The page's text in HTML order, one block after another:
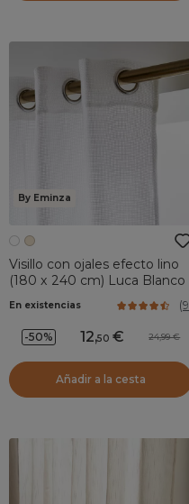
By Eminza
Visillo con ojales efecto lino
(180 x 240 cm) Luca Blanco
En existencias (9
-50% 12,50 24,99
Añadir a la cesta